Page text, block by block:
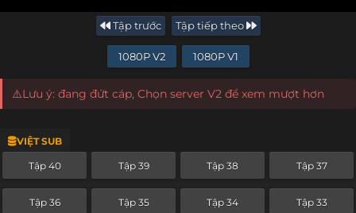
Tập trước Tập tiếp theo
1080P V2 1080P V1
⚠️Lưu ý: đang đứt cáp, Chọn server V2 để xem mượt hơn
VIỆT SUB
Tập 40 Tập 39 Tập 38 Tập 37
Tập 36 Tập 35 Tập 34 Tập 33